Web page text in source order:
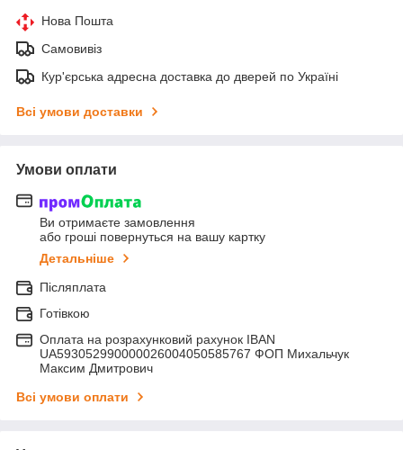
Нова Пошта
Самовивіз
Кур'єрська адресна доставка до дверей по Україні
Всі умови доставки
Умови оплати
Ви отримаєте замовлення
або гроші повернуться на вашу картку
Детальніше
Післяплата
Готівкою
Оплата на розрахунковий рахунок IBAN
UA593052990000026004050585767 ФОП Михальчук
Максим Дмитрович
Всі умови оплати